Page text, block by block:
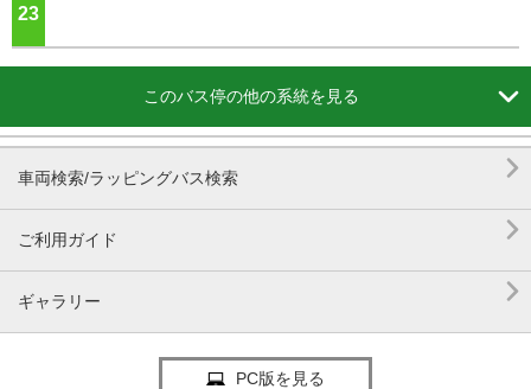
23
このバス停の他の系統を見る 
車両検索/ラッピングバス検索 
ご利用ガイド 
ギャラリー 
PC版を見る